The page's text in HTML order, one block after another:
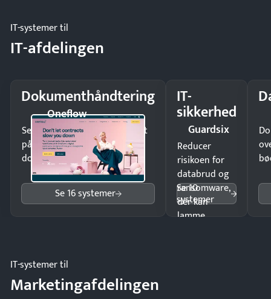
IT-systemer til
IT-afdelingen
Dokumenthåndtering
Oneflow
Send kontrakter til underskrift
på minutter og mist ingen
dokumenter.
Se 16 systemer
IT-
sikkerhed
Guardsix
Reducer
risikoen for
databrud og
ransomware,
der kan
lamme
Se 10
systemer
IT-systemer til
Marketingafdelingen